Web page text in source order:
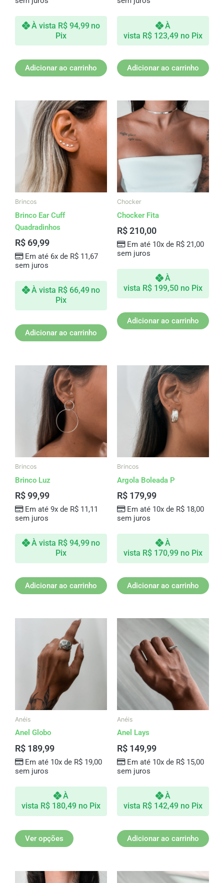
À vista R$94,99 no
Pix
Adicionar ao carrinho
À
vista R$ 123,49 no Pix
Adicionar ao carrinho
Brincos
Brinco Ear Cuff
Quadradinhos
R$ 69,99
Em até 6x de R$11,67
sem juros
À vista R$66,49 no
Pix
Adicionar ao carrinho
Chocker
Chocker Fita
R$210,00
Em até 10x de R$21,00
sem juros
À
vista R$ 199,50 no Pix
Adicionar ao carrinho
Brincos
Brinco Luz
R$99,99
Em até 9x de R$11,11
sem juros
À vista R$94,99 no
Pix
Adicionar ao carrinho
Brincos
Argola Boleada P
R$ 179,99
Em até 10x de R$18,00
sem juros
À
vista R$ 170,99 no Pix
Adicionar ao carrinho
Anéis
Anel Globo
R$ 189,99
Em até 10x de R$19,00
sem juros
À
vista R$ 180,49 no Pix
Ver opções
Este
produto
tem
várias
variantes.
As
do
Anéis
Anel Lays
R$ 149,99
Em até 10x de R$15,00
sem juros
À
vista R$ 142,49 no Pix
Adicionar ao carrinho
Este